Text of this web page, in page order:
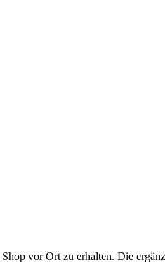
vor Ort zu erhalten. Die